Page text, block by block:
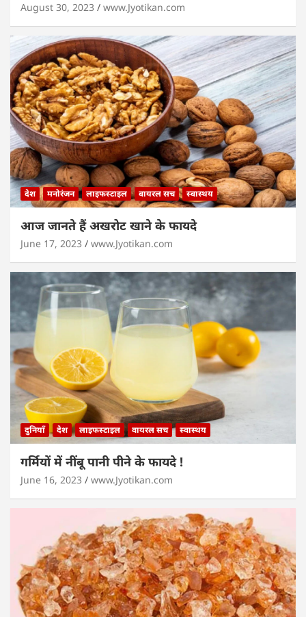
August 30, 2023 www.Jyotikan.com
देश मनोरंजन लाइफस्टाइल वायरल सच स्वास्थय
आज जानते हैं अखरोट खाने के फायदे
June 17, 2023 www.Jyotikan.com
दुनियाँ देश लाइफस्टाइल वायरल सच स्वास्थय
गर्मियों में नींबू पानी पीने के फायदे !
June 16, 2023 www.Jyotikan.com